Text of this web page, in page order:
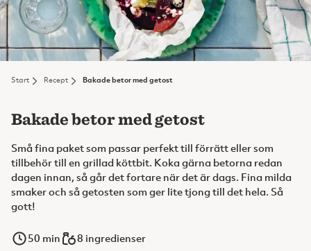
Start Recept Bakade betor med getost
Bakade betor med getost
Små fina paket som passar perfekt till förrätt eller som
tillbehör till en grillad köttbit. Koka gärna betorna redan
dagen innan, så går det fortare när det är dags. Fina milda
smaker och så getosten som ger lite tjong till det hela. Så
gott!
50 min 8 ingredienser